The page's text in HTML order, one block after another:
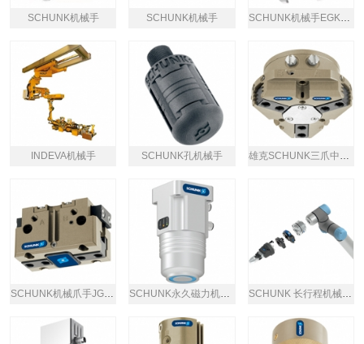
SCHUNK机械手 SCHUNK机械手 SCHUNK机械手EGK系列
INDEVA机械手 SCHUNK孔机械手 雄克SCHUNK三爪中心夹钳
SCHUNK机械爪手JGP64-1 SCHUNK永久磁力机械手 SCHUNK 长行程机械手EGL